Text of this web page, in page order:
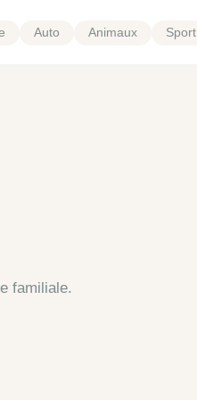
Auto Animaux Sport
familiale.